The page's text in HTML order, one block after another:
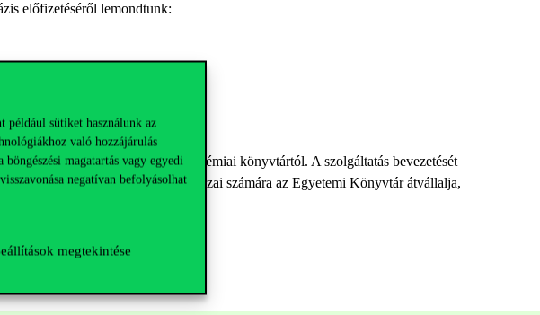
például sütiket használunk az
való hozzájárulás
magatartás vagy egyedi
negatívan befolyásolhat
megtekintése
előfizetéséről lemondtunk:
használó több mint 700 akadémiai könyvtártól. A szolgáltatás bevezetését
Egyetem oktatói és doktoranduszai számára az Egyetemi Könyvtár átvállalja,